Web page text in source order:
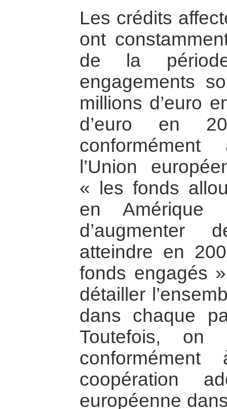
Les crédits
ont
de la
engagements
millions d’euro
d’euro en
l’Union
« les fonds
en Amérique
d’augmenter
atteindre en
fonds engagés
détailler
dans chaque
Toutefois, on
coopération
européenne